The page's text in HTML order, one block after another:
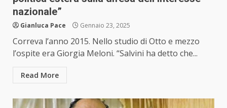
nazionale”
Gianluca Pace Gennaio 23, 2025
Correva l’anno 2015. Nello studio di Otto e mezzo
l’ospite era Giorgia Meloni. “Salvini ha detto che...
Read More